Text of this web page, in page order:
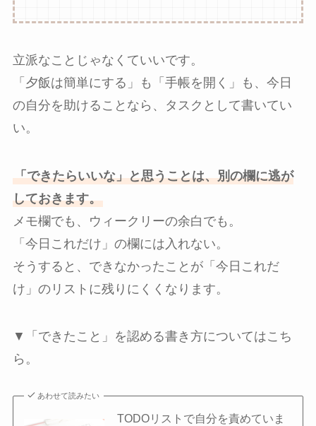
立派なことじゃなくていいです。
「夕飯は簡単にする」も「手帳を開く」も、今日
の自分を助けることなら、タスクとして書いてい
い。
「できたらいいな」と思うことは、別の欄に逃が
しておきます。
メモ欄でも、ウィークリーの余白でも。
「今日これだけ」の欄には入れない。
そうすると、できなかったことが「今日これだ
け」のリストに残りにくくなります。
▼「できたこと」を認める書き方についてはこち
ら。
あわせて読みたい
TODOリストで自分を責めていま